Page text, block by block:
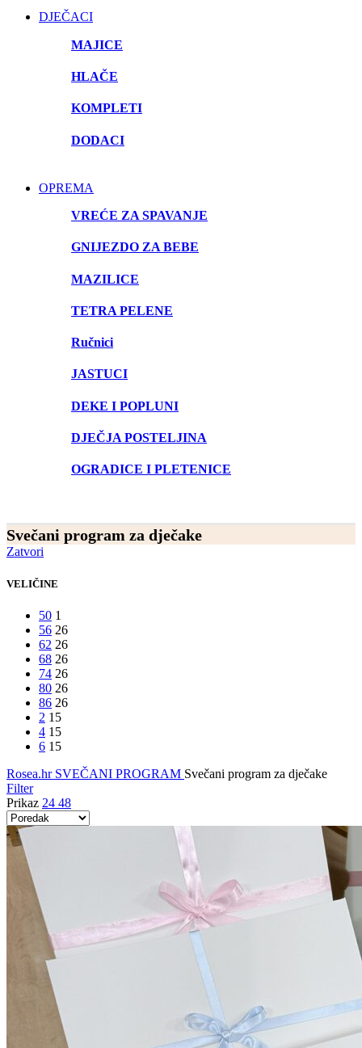
DJEČACI
MAJICE
HLAČE
KOMPLETI
DODACI
OPREMA
VREĆE ZA SPAVANJE
GNIJEZDO ZA BEBE
MAZILICE
TETRA PELENE
Ručnici
JASTUCI
DEKE I POPLUNI
DJEČJA POSTELJINA
OGRADICE I PLETENICE
Svečani program za dječake
Zatvori
VELIČINE
50 1
56 26
62 26
68 26
74 26
80 26
86 26
2 15
4 15
6 15
Rosea.hr SVEČANI PROGRAM Svečani program za dječake
Filter
Prikaz 24 48